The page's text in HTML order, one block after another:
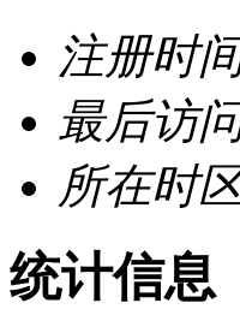
注册时
最后访
所在时
统计信息